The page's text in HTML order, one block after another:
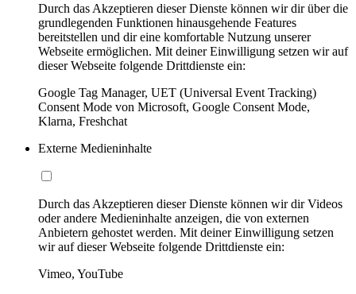
Durch das Akzeptieren dieser Dienste können wir dir über die
grundlegenden Funktionen hinausgehende Features
bereitstellen und dir eine komfortable Nutzung unserer
Webseite ermöglichen. Mit deiner Einwilligung setzen wir auf
dieser Webseite folgende Drittdienste ein:
Google Tag Manager, UET (Universal Event Tracking)
Consent Mode von Microsoft, Google Consent Mode,
Klarna, Freshchat
Externe Medieninhalte
Durch das Akzeptieren dieser Dienste können wir dir Videos
oder andere Medieninhalte anzeigen, die von externen
Anbietern gehostet werden. Mit deiner Einwilligung setzen
wir auf dieser Webseite folgende Drittdienste ein:
Vimeo, YouTube